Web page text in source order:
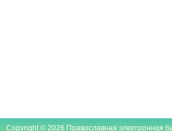
Copyright © 2026 Православная электронная